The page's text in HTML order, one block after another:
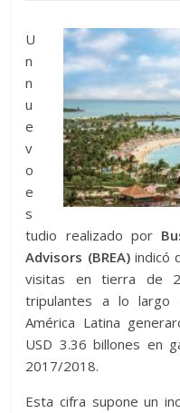
U
n
n
u
e
v
o
e
s
tudio realizado por
Advisors (BREA)indicó
visitas en tierra de
tripulantes a lo
América Latina
USD 3.36 billones en
2017/2018.
Esta cifra supone un